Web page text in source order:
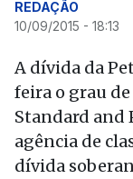
REDAÇÃO
10/09/2015 - 18:13
A dívida da
feira o grau
Standard and
agência de
dívida